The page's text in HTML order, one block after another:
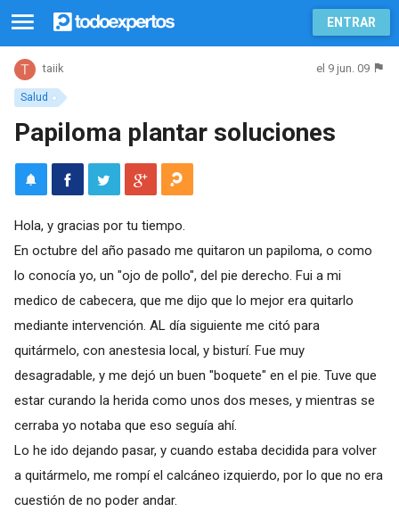
ENTRAR
Salud
taiik el 9 jun. 09
Papiloma plantar soluciones
Hola, y gracias por tu tiempo.
En octubre del año pasado me quitaron un papiloma, o como
lo conocía yo, un "ojo de pollo", del pie derecho. Fui a mi
medico de cabecera, que me dijo que lo mejor era quitarlo
mediante intervención. AL día siguiente me citó para
quitármelo, con anestesia local, y bisturí. Fue muy
desagradable, y me dejó un buen "boquete" en el pie. Tuve que
estar curando la herida como unos dos meses, y mientras se
cerraba yo notaba que eso seguía ahí.
Lo he ido dejando pasar, y cuando estaba decidida para volver
a quitármelo, me rompí el calcáneo izquierdo, por lo que no era
cuestión de no poder andar.